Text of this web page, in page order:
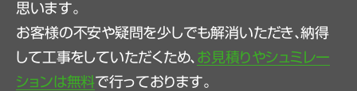
思います。
お客様の不安や疑問を少しでも解消いただき、納得
して工事をしていただくため、 お見積りやシュミレー
ションは無料で行っております。